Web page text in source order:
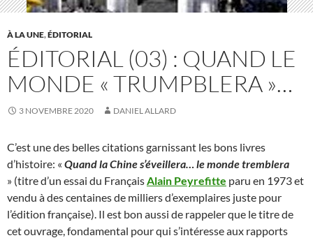
À LA UNE,ÉDITORIAL
ÉDITORIAL (03) : QUAND LE
MONDE « TRUMPBLERA »…
3 NOVEMBRE 2020 DANIEL ALLARD
C’est une des belles citations garnissant les bons livres
d’histoire: « Quand la Chine s’éveillera… le monde tremblera
» (titre d’un essai du FrançaisAlain Peyrefitte paru en 1973 et
vendu à des centaines de milliers d’exemplaires juste pour
l’édition française). Il est bon aussi de rappeler que le titre de
cet ouvrage, fondamental pour qui s’intéresse aux rapports